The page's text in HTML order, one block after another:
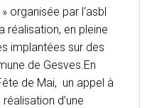
organisée par l‘asbl
réalisation, en pleine
implantées sur des
de Gesves.En
de Mai, un appel à
d’une